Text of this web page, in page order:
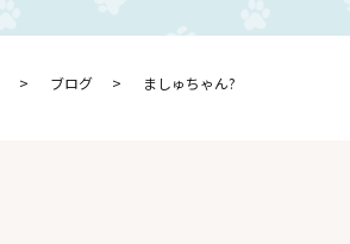
ブログ ましゅちゃん?